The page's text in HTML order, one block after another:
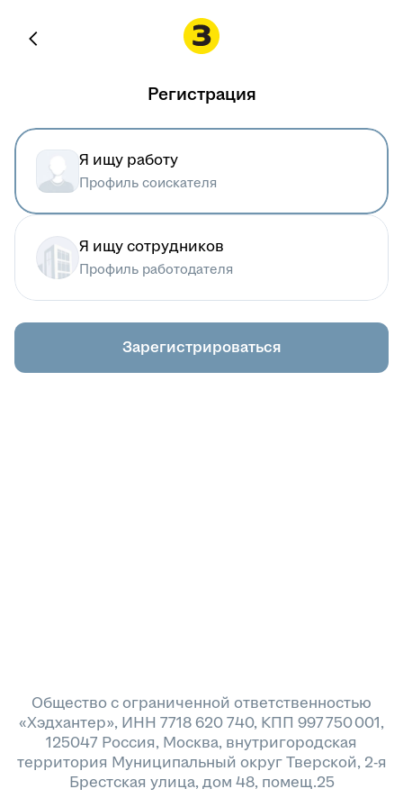
Регистрация
Я ищу работу
Профиль соискателя
Я ищу сотрудников
Профиль работодателя
Зарегистрироваться
Общество с ограниченной ответственностью
«Хэдхантер», ИНН 7718 620 740, КПП 997 750 001,
125047 Россия, Москва, внутригородская
территория Муниципальный округ Тверской, 2-я
Брестская улица, дом 48, помещ.25